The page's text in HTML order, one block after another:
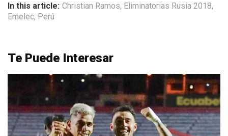
In this article: Christian Ramos, Eliminatorias Rusia 2018,
Emelec, Perú
Te Puede Interesar